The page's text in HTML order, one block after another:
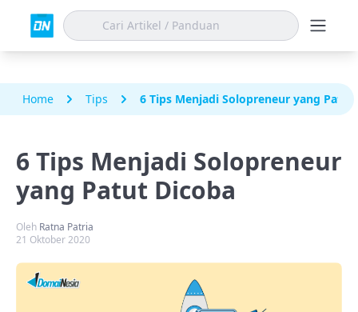
Home Tips 6 Tips Menjadi Solopreneur yang Patut
6 Tips Menjadi Solopreneur
yang Patut Dicoba
Oleh Ratna Patria
21 Oktober 2020